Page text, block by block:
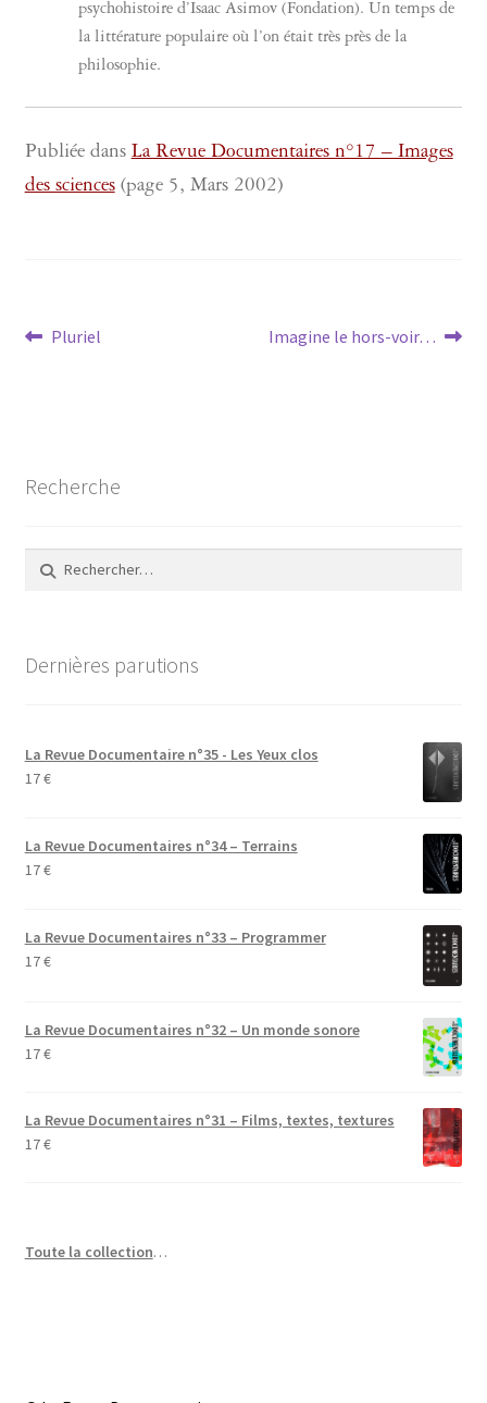
psychohistoire d’Isaac Asimov (Fondation). Un temps de
la littérature populaire où l’on était très près de la
philosophie.
Publiée dansLa Revue Documentaires n°17 – Images
des sciences(page 5, Mars 2002)
Navigation
Article
Pluriel
Article
Imagine le hors-voir…
Recherche
Rechercher :
Dernières parutions
La Revue Documentaire n°35 - Les Yeux clos
17€
La Revue Documentaires n°34 – Terrains
17€
La Revue Documentaires n°33 – Programmer
17€
La Revue Documentaires n°32 – Un monde sonore
17€
La Revue Documentaires n°31 – Films, textes, textures
17€
Toute la collection…